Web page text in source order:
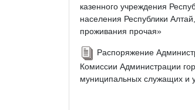
казенного учреждения
населения Республики
проживания прочая»
Распоряжение
Комиссии Администрации
муниципальных служащих и